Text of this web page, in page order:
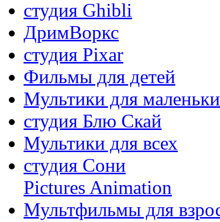
студия Ghibli
ДримВоркс
студия Pixar
Фильмы для детей
Мультики для
студия Блю Скай
Мультики для всех
студия Сони
Pictures Animation
Мультфильмы для